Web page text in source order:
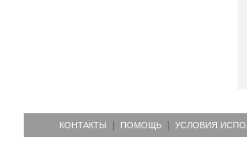
КОНТАКТЫ ПОМОЩЬ УСЛОВИЯ